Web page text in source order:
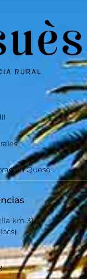
Queso
km 31,6